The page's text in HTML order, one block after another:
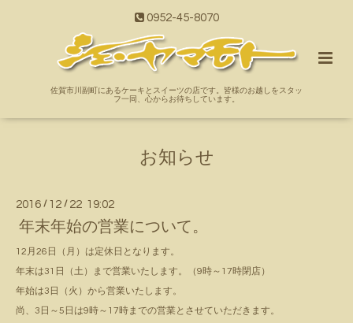
0952-45-8070
佐賀市川副町にあるケーキとスイーツの店です。皆様のお越しをスタッ
フ一同、心からお待ちしています。
お知らせ
2016 / 12 / 22 19:02
年末年始の営業について。
12月26日（月）は定休日となります。
年末は31日（土）まで営業いたします。（9時～17時閉店）
年始は3日（火）から営業いたします。
尚、3日～5日は9時～17時までの営業とさせていただきます。